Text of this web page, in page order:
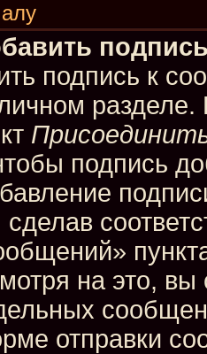
подпись к
подпись
на это,
отправки